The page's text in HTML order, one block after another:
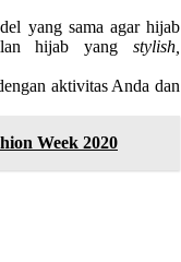
yang sama agar hijab
hijab yang stylish,
aktivitas Anda dan
Week 2020